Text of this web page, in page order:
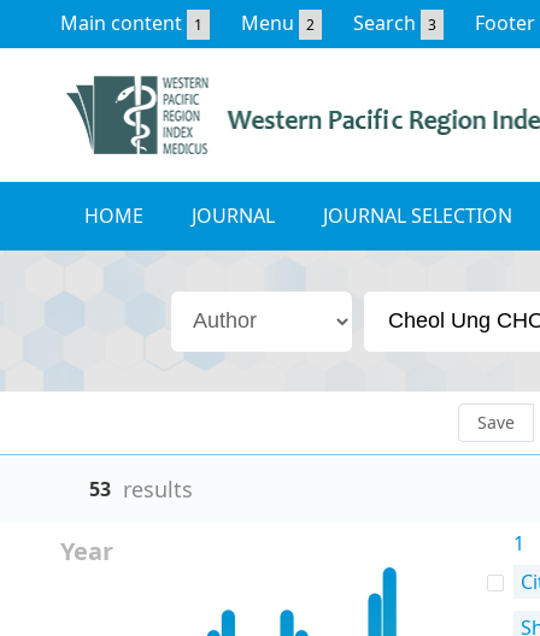
Main content 1 Menu 2 Search 3 Footer
HOME JOURNAL JOURNAL SELECTION
Save
53 results
Year
1